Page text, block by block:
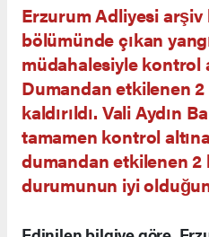
Erzurum Adliyesi arşiv
bölümünde çıkan
müdahalesiyle kontrol
Dumandan etkilenen
kaldırıldı. Vali Aydın
tamamen kontrol altına
dumandan etkilenen 2
durumunun iyi